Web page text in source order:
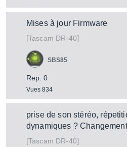
Mises à jour Firmware
[Tascam DR-40]
Rep. 0
Vues 834
SBS85
prise de son stéréo,
dynamiques ?
[Tascam DR-40]